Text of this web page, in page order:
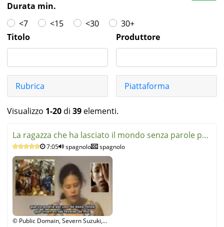
Durata min.
<7
<15 <30
30+
Titolo
Produttore
Rubrica Piattaforma
Visualizzo 1-20 di 39 elementi.
La ragazza che ha lasciato il mondo senza parole per
sei min
7:05 spagnolo spagnolo
© Public Domain, Severn Suzuki,